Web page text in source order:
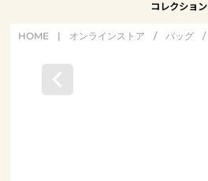
コレクション
HOME | オンラインストア / バッグ /